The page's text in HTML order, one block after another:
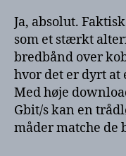
Ja, absolut.
som et stærkt
bredbånd over
hvor det er dyrt
Med høje
Gbit/s kan en
måder matche de